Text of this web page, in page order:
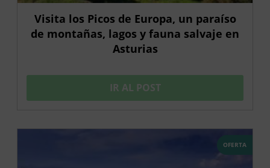
Visita los Picos de Europa, un paraíso
de montañas, lagos y fauna salvaje en
Asturias
IR AL POST
OFERTA